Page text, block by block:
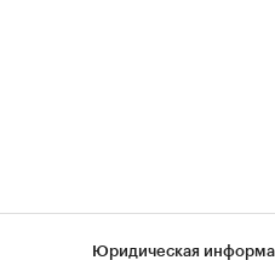
Юридическая